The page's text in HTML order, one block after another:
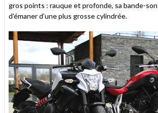
gros points : rauque et profonde, sa bande-
d'émaner d'une plus grosse cylindrée.